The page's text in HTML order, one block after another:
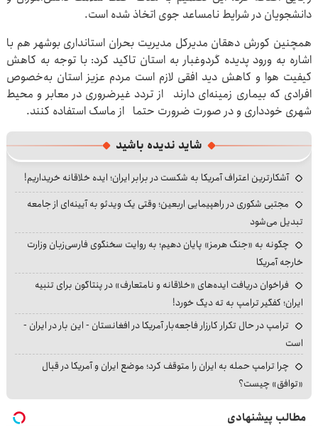
دانشجویان در شرایط نامساعد جوی اتخاذ شده است.
همچنین کورش دهقان مدیرکل مدیریت بحران استانداری بوشهر هم با
اشاره به ورود پدیده گردوغبار به استان تاکید کرد: با توجه به کاهش
کیفیت هوا و کاهش دید افقی لازم است مردم عزیز استان به‌خصوص
افرادی که بیماری زمینه‌ای دارند از تردد غیرضروری در معابر و محیط
شهری خودداری و در صورت ضرورت حتما از ماسک استفاده کنند.
شاید ندیده باشید
آشکارترین اعتراف آمریکا به شکست در برابر ایران؛ ایده خلاقانه خریداریم!
مجتبی شکوری در راهپیمایی اربعین؛ وقتی یک ویدئو به آیینه‌ای از جامعه
تبدیل می‌شود
چگونه به «جنگ هرمز» پایان دهیم؛ به روایت سخنگوی فارسی‌زبان وزارت
خارجه آمریکا
فراخوان دریافت ایده‌های «خلاقانه و نامتعارف» در پنتاگون برای تنبیه
ایران؛ کفگیر ترامپ به ته دیگ خورد!
ترامپ در حال تکرار کارزار فاجعه‌بار آمریکا در افغانستان - این بار در ایران -
است
چرا ترامپ حمله به ایران را متوقف کرد؛ موضع ایران و آمریکا در قبال
«توافق» چیست؟
مطالب پیشنهادی